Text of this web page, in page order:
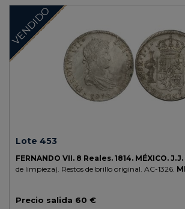
VENDIDO
Lote 453
FERNANDO VII. 8 Reales. 1814. MÉXICO. J.J.
de limpieza). Restos de brillo original. AC-1326.
Precio salida 60 €